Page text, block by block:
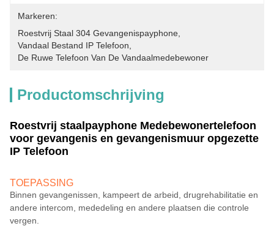
Markeren:
Roestvrij Staal 304 Gevangenispayphone
Vandaal Bestand IP Telefoon
De Ruwe Telefoon Van De Vandaalmedebewoner
Productomschrijving
Roestvrij staalpayphone Medebewonertelefoon
voor gevangenis en gevangenismuur opgezette
IP Telefoon
TOEPASSING
Binnen gevangenissen, kampeert de arbeid, drugrehabilitatie en
andere intercom, mededeling en andere plaatsen die controle
vergen.